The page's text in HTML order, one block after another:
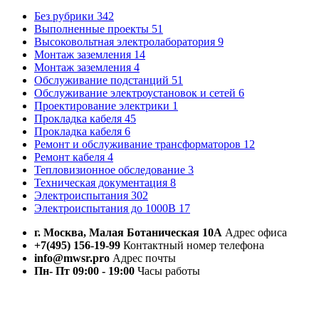
Без рубрики 342
Выполненные проекты 51
Высоковольтная электролаборатория 9
Монтаж заземления 14
Монтаж заземления 4
Обслуживание подстанций 51
Обслуживание электроустановок и сетей 6
Проектирование электрики 1
Прокладка кабеля 45
Прокладка кабеля 6
Ремонт и обслуживание трансформаторов 12
Ремонт кабеля 4
Тепловизионное обследование 3
Техническая документация 8
Электроиспытания 302
Электроиспытания до 1000В 17
г. Москва, Малая Ботаническая 10А Адрес офиса
+7(495) 156-19-99 Контактный номер телефона
info@mwsr.pro Адрес почты
Пн- Пт 09:00 - 19:00 Часы работы